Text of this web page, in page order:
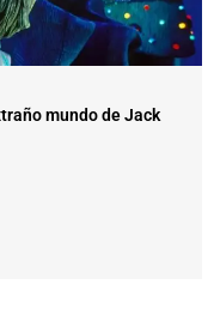
mundo de Jack